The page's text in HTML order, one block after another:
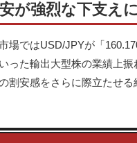
が強烈な下支えに
場ではUSD/JPYが「
った輸出大型株の業績上
安感をさらに際立たせる